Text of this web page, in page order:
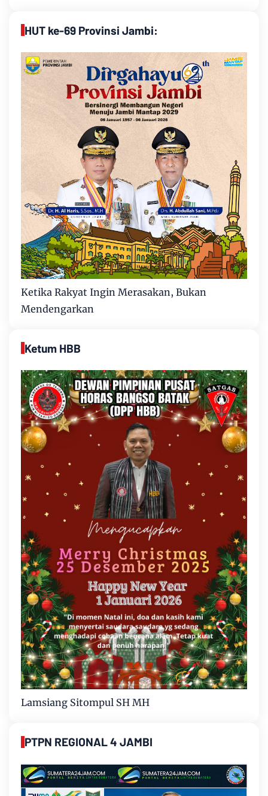
HUT ke-69 Provinsi Jambi:
Ketika Rakyat Ingin Merasakan, Bukan
Mendengarkan
Ketum HBB
Lamsiang Sitompul SH MH
PTPN REGIONAL 4 JAMBI